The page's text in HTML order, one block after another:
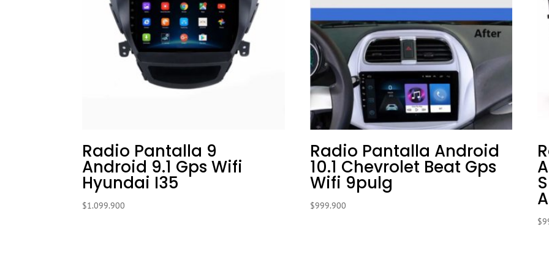
Radio Pantalla 9
Android 9.1 Gps Wifi
Hyundai I35
$1.099.900
Radio Pantalla Android
10.1 Chevrolet Beat Gps
Wifi 9pulg
$999.900
$